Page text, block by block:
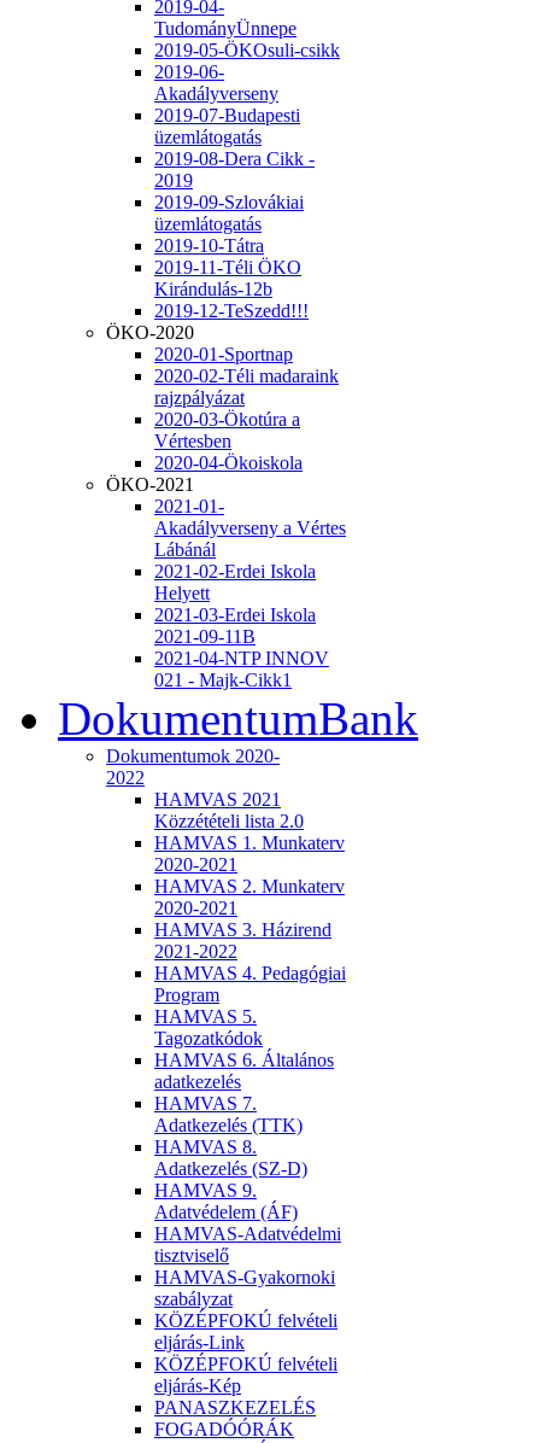
2019-04-
TudományÜnnepe
2019-05-ÖKOsuli-csikk
2019-06-
Akadályverseny
2019-07-Budapesti
üzemlátogatás
2019-08-Dera Cikk -
2019
2019-09-Szlovákiai
üzemlátogatás
2019-10-Tátra
2019-11-Téli ÖKO
Kirándulás-12b
2019-12-TeSzedd!!!
ÖKO-2020
2020-01-Sportnap
2020-02-Téli madaraink
rajzpályázat
2020-03-Ökotúra a
Vértesben
2020-04-Ökoiskola
ÖKO-2021
2021-01-
Akadályverseny a Vértes
Lábánál
2021-02-Erdei Iskola
Helyett
2021-03-Erdei Iskola
2021-09-11B
2021-04-NTP INNOV
021 - Majk-Cikk1
DokumentumBank
Dokumentumok 2020-
2022
HAMVAS 2021
Közzétételi lista 2.0
HAMVAS 1. Munkaterv
2020-2021
HAMVAS 2. Munkaterv
2020-2021
HAMVAS 3. Házirend
2021-2022
HAMVAS 4. Pedagógiai
Program
HAMVAS 5.
Tagozatkódok
HAMVAS 6. Általános
adatkezelés
HAMVAS 7.
Adatkezelés (TTK)
HAMVAS 8.
Adatkezelés (SZ-D)
HAMVAS 9.
Adatvédelem (ÁF)
HAMVAS-Adatvédelmi
tisztviselő
HAMVAS-Gyakornoki
szabályzat
KÖZÉPFOKÚ felvételi
eljárás-Link
KÖZÉPFOKÚ felvételi
eljárás-Kép
PANASZKEZELÉS
FOGADÓÓRÁK